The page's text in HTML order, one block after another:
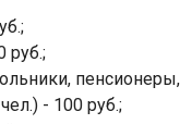
руб.;
- 100 руб.;